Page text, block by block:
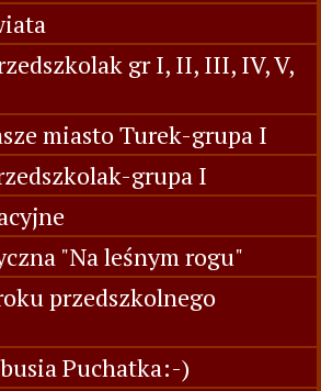
gr I, II, III, IV, V,
miasto Turek-grupa I
grupa I
"Na leśnym rogu"
przedszkolnego
Puchatka:-)